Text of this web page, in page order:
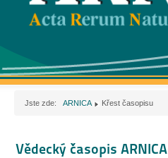
Jste zde: ARNICA Křest časopisu
Vědecký časopis ARNICA